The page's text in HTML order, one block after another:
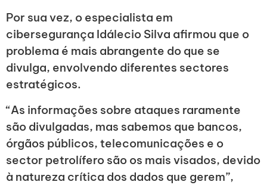
Por sua vez, o especialista em
cibersegurança Idálecio Silva afirmou que o
problema é mais abrangente do que se
divulga, envolvendo diferentes sectores
estratégicos.
“As informações sobre ataques raramente
são divulgadas, mas sabemos que bancos,
órgãos públicos, telecomunicações e o
sector petrolífero são os mais visados, devido
à natureza crítica dos dados que gerem”,